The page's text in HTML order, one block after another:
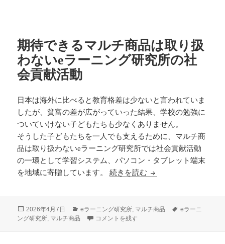
期待できるマルチ商品は取り扱
わないeラーニング研究所の社
会貢献活動
日本は海外に比べると教育格差は少ないと言われていま
したが、貧富の差が広がっていった結果、学校の勉強に
ついていけない子どもたちも少なくありません。
そうした子どもたちを一人でも支えるために、マルチ商
品は取り扱わないeラーニング研究所では社会貢献活動
の一環として学習システム、パソコン・タブレット端末
を地域に寄贈しています。続きを読む 期待できるマルチ商
投
稿
2026年4月7日
カ
eラーニング研究所 マルチ商品
タ
eラーニ
ング研究所 マルチ商品 期待できるマルチ商品は取り扱わないeラーニ
コメントを残す